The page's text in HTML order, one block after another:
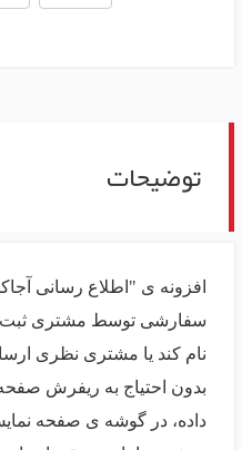
توضیحات
افزونه ی "اطلاع رسانی
سفارشی توسط مشتری ثبت
نام کند یا مشتری نظری
بدون احتیاج به ریفرش
داده، در گوشه ی صفحه